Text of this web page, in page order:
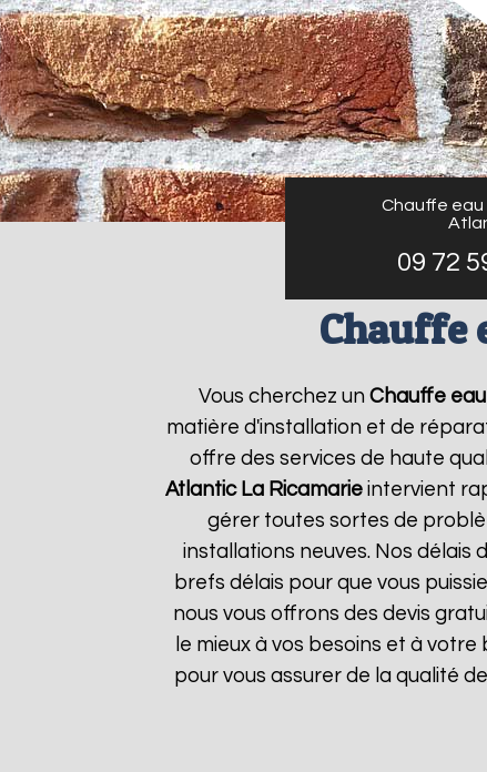
Chauffe
09 72
Chauffe
Vous cherchez un Chauffe
matière d'installation et de
offre des services de haute
Atlantic La Ricamarieintervient
gérer toutes sortes de
installations neuves. Nos délais
brefs délais pour que vous
nous vous offrons des devis
le mieux à vos besoins et à
pour vous assurer de la qualité